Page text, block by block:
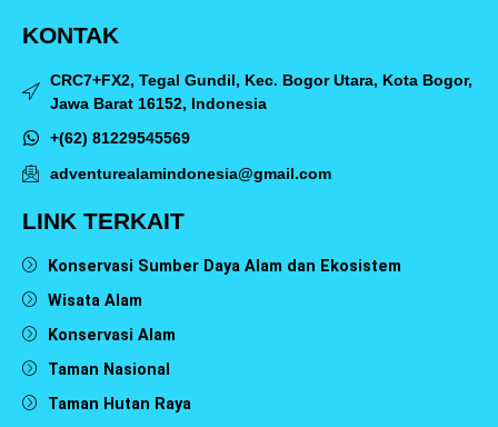
KONTAK
CRC7+FX2, Tegal Gundil, Kec. Bogor Utara, Kota Bogor,
Jawa Barat 16152, Indonesia
+(62) 81229545569
adventurealamindonesia@gmail.com
LINK TERKAIT
Konservasi Sumber Daya Alam dan Ekosistem
Wisata Alam
Konservasi Alam
Taman Nasional
Taman Hutan Raya